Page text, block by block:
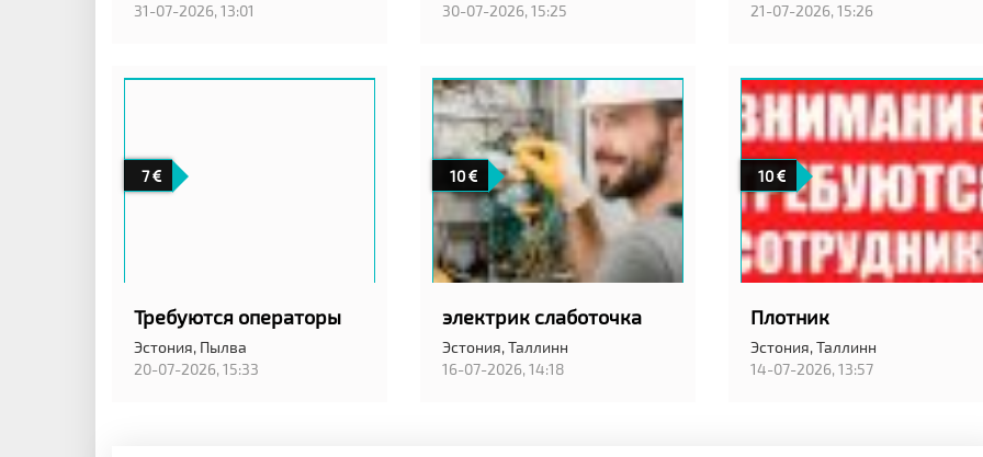
31-07-2026, 13:01
30-07-2026, 15:25
21-07-2026, 15:26
7
Требуются операторы
Эстония, Пылва
20-07-2026, 15:33
10
электрик слаботочка
Эстония,Таллинн
16-07-2026, 14:18
10
Плотник
Эстония,Таллинн
14-07-2026, 13:57